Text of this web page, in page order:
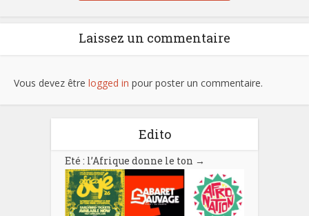
Laissez un commentaire
Vous devez être logged in pour poster un commentaire.
Edito
Eté : l’Afrique donne le ton →